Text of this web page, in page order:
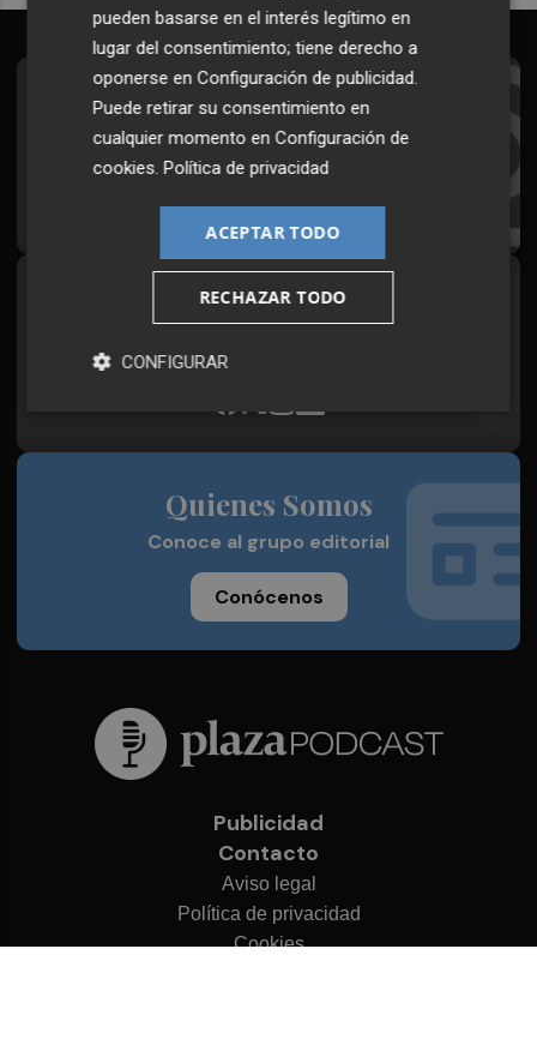
Suscríbete al Boletín
Todos los días a primera hora en tu email
¡Quiero suscribirme!
Síguenos en redes
Quienes Somos
Conoce al grupo editorial
Conócenos
Publicidad
Contacto
Aviso legal
Política de privacidad
Cookies
pueden basarse en el interés legítimo en
lugar del consentimiento; tiene derecho a
oponerse enConfiguración de publicidad
Puede retirar su consentimiento en
cualquier momento enConfiguración de
cookies .Política de privacidad
ACEPTAR TODO
RECHAZAR TODO
CONFIGURAR